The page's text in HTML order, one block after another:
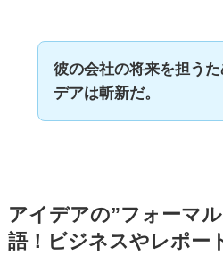
彼の会社の将来を担う
デアは斬新だ。
アイデアの”フォーマ
語！ビジネスやレポー